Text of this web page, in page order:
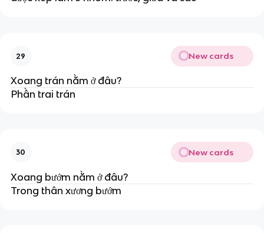
29 New cards
Xoang trán nằm ở đâu?
Phần trai trán
30 New cards
Xoang bướm nằm ở đâu?
Trong thân xương bướm